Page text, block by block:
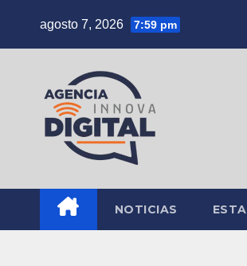
agosto 7, 2026 7:59 pm
NOTICIAS